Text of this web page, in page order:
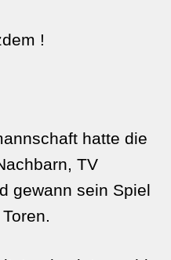
!
hatte die
TV
gewann sein Spiel